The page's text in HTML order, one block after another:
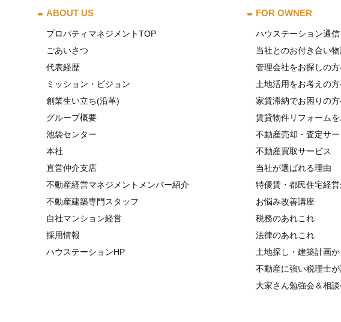
ABOUT US
プロパティマネジメントTOP
ごあいさつ
代表経歴
ミッション・ビジョン
創業生い立ち(沿革)
グループ概要
池袋センター
本社
直営仲介支店
不動産経営マネジメントメンバー紹介
不動産建築専門スタッフ
自社マンション経営
採用情報
ハウステーションHP
FOR OWNER
ハウステーション通信
当社とのお付き合い
管理会社をお探しの
土地活用をお考えの
家賃滞納でお困りの
賃貸物件リフォーム
不動産売却・査定サー
不動産買取サービス
当社が選ばれる理由
特優賃・都民住宅経営
お悩み改善講座
税務のあれこれ
法律のあれこれ
土地探し・建築計画
不動産に強い税理士
大家さん勉強会＆相